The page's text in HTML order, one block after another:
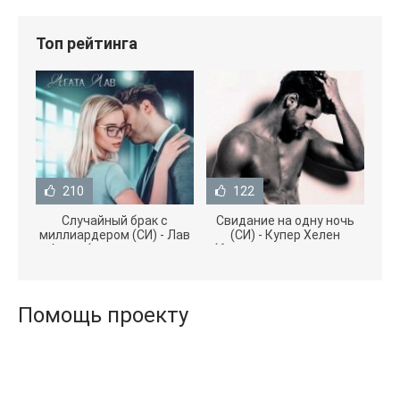
Топ рейтинга
210
Случайный брак с
миллиардером (СИ) - Лав
Агата (полная версия
122
Свидание на одну ночь
(СИ) - Купер Хелен
(бесплатные серии книг
Помощь проекту